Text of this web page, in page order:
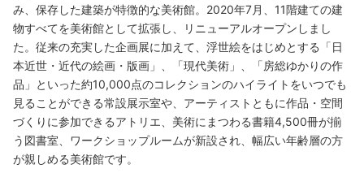
み、保存した建築が特徴的な美術館。2020年7月、11階建ての建
物すべてを美術館として拡張し、リニューアルオープンしまし
た。従来の充実した企画展に加えて、浮世絵をはじめとする「日
本近世・近代の絵画・版画」、「現代美術」、「房総ゆかりの作
品」といった約10,000点のコレクションのハイライトをいつでも
見ることができる常設展示室や、アーティストともに作品・空間
づくりに参加できるアトリエ、美術にまつわる書籍4,500冊が揃
う図書室、ワークショップルームが新設され、幅広い年齢層の方
が親しめる美術館です。